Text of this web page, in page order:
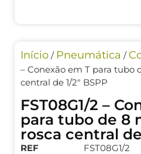
Início / Pneumática /
– Conexão em T para tubo
central de 1/2″ BSPP
FST08G1/2 –
para tubo de 8
rosca central de
REF
FST08G1/2